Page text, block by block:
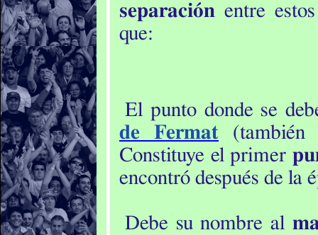
separación entre
que:
El punto donde se
de Fermat
Constituye el primer
encontró después de la
Debe su nombre al